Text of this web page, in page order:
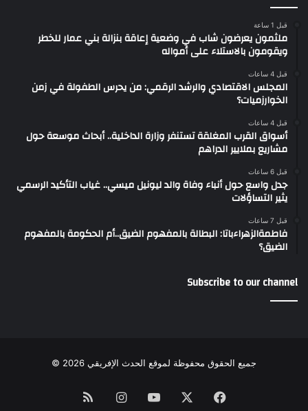
قبل 1 ساعة
ملثمون يعرضون شاب في وضعية إعاقة بنزالة بني عمار للخطر
ويقومون بالاستلاء على أمواله
قبل 4 ساعات
المجلس الاقتصادي والرشد الرقمي: من يحرس الطفولة في زمن
الخوارزميات؟
قبل 4 ساعات
أسواق القرب المغلقة تستنفر وزارة الداخلية.. أبحاث موسعة حول
مشاريع بملايير الدراهم
قبل 6 ساعات
جدل واسع حول أنباء وفاة والد ليونيل ميسي.. غياب التأكيد الرسمي
يثير التساؤلات
قبل 7 ساعات
فاطمةالزهراءباتا: البطالة بالمفهوم الضيق..أم الحكومة بالمفهوم
الضيق؟
Subscribe to our channel
جميع الحقوق محفوظة لموقع الحدث الإفريقي 2026 ©
Facebook
YouTube
Instagram